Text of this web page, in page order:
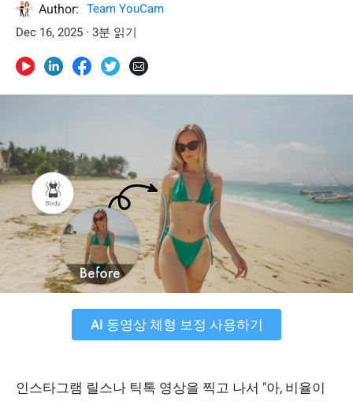
Author:
Team YouCam
Dec 16, 2025 · 3분 읽기
AI 동영상 체형 보정 사용하기
인스타그램 릴스나 틱톡 영상을 찍고 나서 "아, 비율이